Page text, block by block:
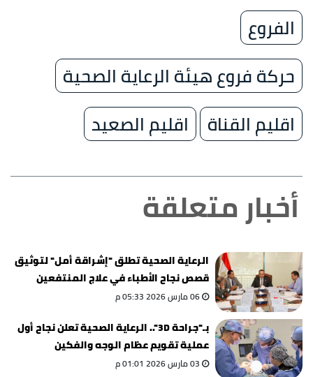
الفروع
حركة فروع هيئة الرعاية الصحية
اقليم القناة
اقليم الصعيد
أخبار متعلقة
الرعاية الصحية تطلق "إشراقة أمل" لتوثيق
قصص نجاح الأطباء في علاج المنتفعين
06 مارس 2026 05:33 م
بـ"جراحة 3D".. الرعاية الصحية تعلن نجاح أول
عملية تقويم عظام الوجه والفكين
03 مارس 2026 01:01 م